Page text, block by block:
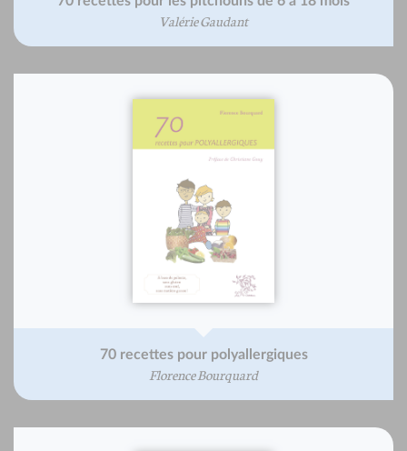
Valérie Gaudant
70 recettes pour polyallergiques
Florence Bourquard